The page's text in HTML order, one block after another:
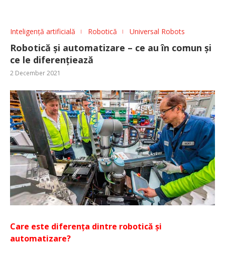
Inteligență artificială Robotică Universal Robots
Robotică și automatizare – ce au în comun și
ce le diferențiează
2 December 2021
Care este diferența dintre robotică și
automatizare?